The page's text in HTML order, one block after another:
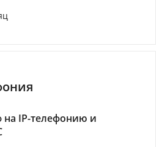
на IP-телефонию и